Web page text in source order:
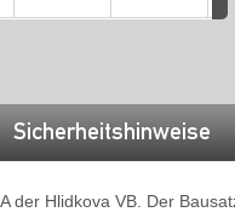
Sicherheitshinweise
der Hlidkova VB. Der